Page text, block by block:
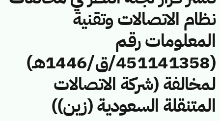
نظام الاتصالات وتقنية
المعلومات رقم
(451141358/ق/1446هـ)
لمخالفة (شركة الاتصالات
المتنقلة السعودية (زين))